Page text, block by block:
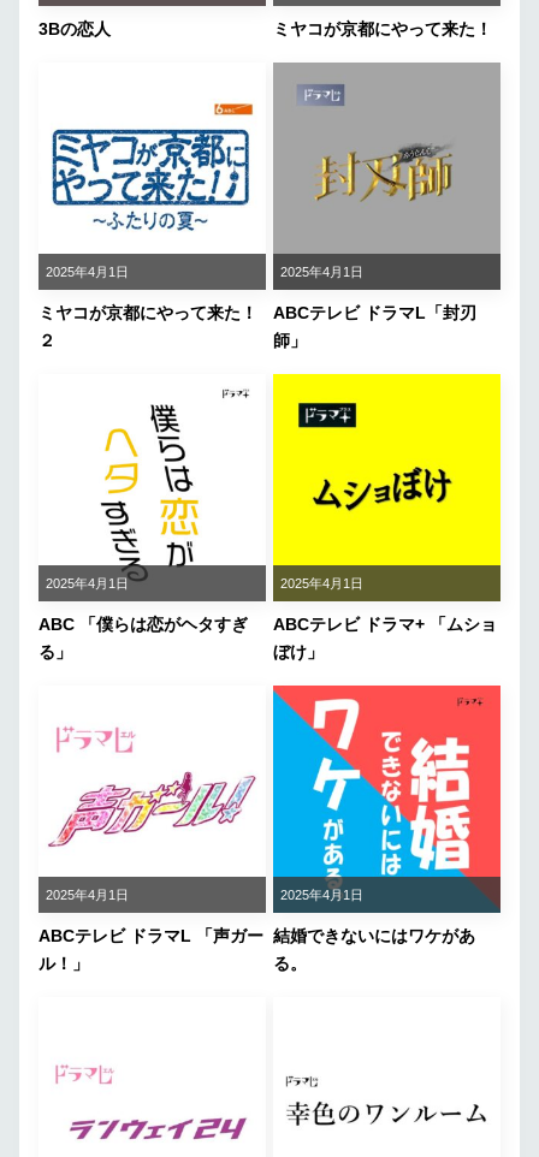
3Bの恋人 ミヤコが京都にやって来た！
2025年4月1日
ミヤコが京都にやって来た！
２
2025年4月1日
ABCテレビ ドラマL「封刃
師」
2025年4月1日
ABC 「僕らは恋がヘタすぎ
る」
2025年4月1日
ABCテレビ ドラマ+ 「ムショ
ぼけ」
2025年4月1日
ABCテレビ ドラマL 「声ガー
ル！」
2025年4月1日
結婚できないにはワケがあ
る。